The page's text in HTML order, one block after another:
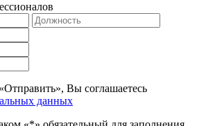
Вы соглашаетесь
данных